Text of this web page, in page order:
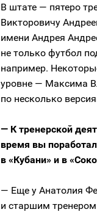
В штате — пятеро
Викторовичу
имени Андрея
не только футбол
например.
уровне — Максима
по несколько
— К тренерской
время вы
в «Кубани» и в
— Еще у Анатолия
и старшим